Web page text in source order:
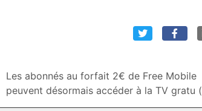
Les abonnés au forfait 2€ de Free Mobile
peuvent désormais accéder à la TV gratu